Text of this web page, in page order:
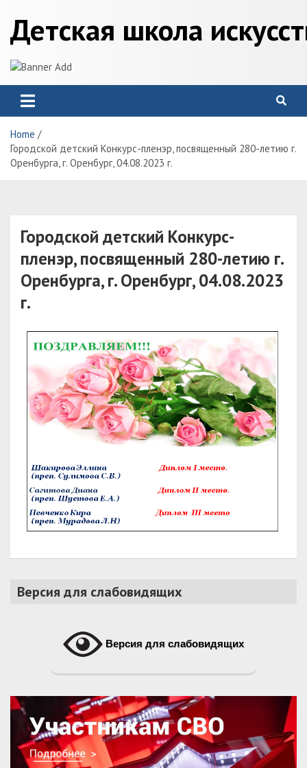
content
Детская школа
Home
Городской детский Конкурс-пленэр, посвященный 280-летию г.
Оренбурга, г. Оренбург, 04.08.2023 г.
Городской детский Конкурс-
пленэр, посвященный 280-летию г.
Оренбурга, г. Оренбург, 04.08.2023
г.
Версия для слабовидящих
Версия для слабовидящих